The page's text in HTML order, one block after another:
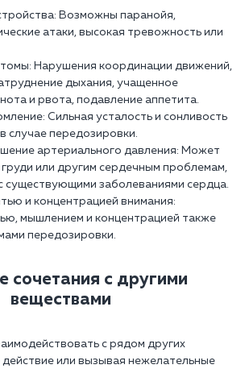
Возможны паранойя,
атаки, высокая тревожность или
Нарушения координации движений,
дыхания, учащенное
и рвота, подавление аппетита.
Сильная усталость и сонливость
случае передозировки.
артериального давления: Может
или другим сердечным проблемам,
существующими заболеваниями сердца.
и концентрацией внимания:
мышлением и концентрацией также
передозировки.
сочетания с другими
веществами
с рядом других
действие или вызывая нежелательные